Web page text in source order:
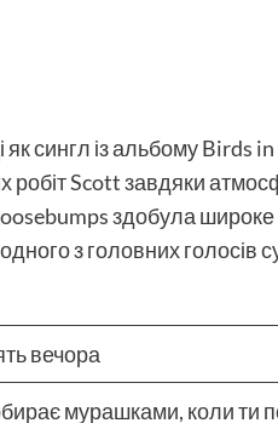
сингл із альбому Birds
робіт Scott завдяки
здобула
з головних голосів
вечора
мурашками, коли ти